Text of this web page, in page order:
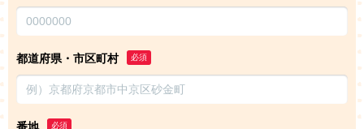
都道府県・市区町村 必須
必須